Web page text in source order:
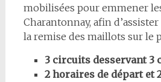
mobilisées pour emmener
Charantonnay, afin
la remise des maillots sur le
3 circuits desservant 3
2 horaires de départ et